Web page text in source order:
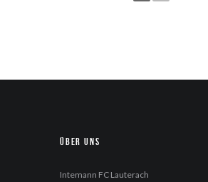
Über uns
Intemann FC Lauterach